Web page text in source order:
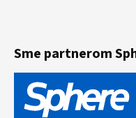
Sme partnerom